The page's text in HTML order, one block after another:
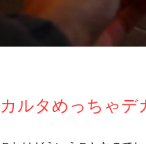
カルタめっちゃデ